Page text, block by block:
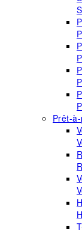
Prêt-